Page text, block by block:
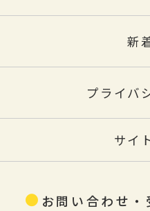
新
プライバ
サイ
お問い合わせ・